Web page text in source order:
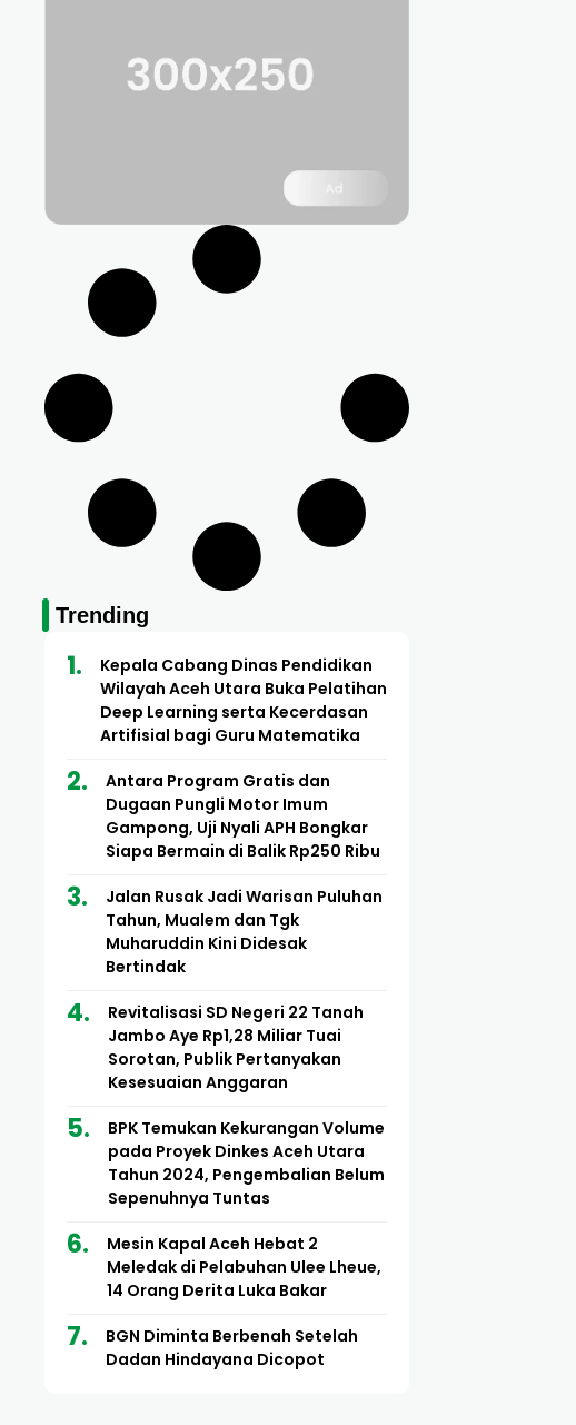
Trending
Kepala Cabang Dinas Pendidikan
Wilayah Aceh Utara Buka Pelatihan
Deep Learning serta Kecerdasan
Artifisial bagi Guru Matematika
Antara Program Gratis dan
Dugaan Pungli Motor Imum
Gampong, Uji Nyali APH Bongkar
Siapa Bermain di Balik Rp250 Ribu
Jalan Rusak Jadi Warisan Puluhan
Tahun, Mualem dan Tgk
Muharuddin Kini Didesak
Bertindak
Revitalisasi SD Negeri 22 Tanah
Jambo Aye Rp1,28 Miliar Tuai
Sorotan, Publik Pertanyakan
Kesesuaian Anggaran
BPK Temukan Kekurangan Volume
pada Proyek Dinkes Aceh Utara
Tahun 2024, Pengembalian Belum
Sepenuhnya Tuntas
Mesin Kapal Aceh Hebat 2
Meledak di Pelabuhan Ulee Lheue,
14 Orang Derita Luka Bakar
BGN Diminta Berbenah Setelah
Dadan Hindayana Dicopot